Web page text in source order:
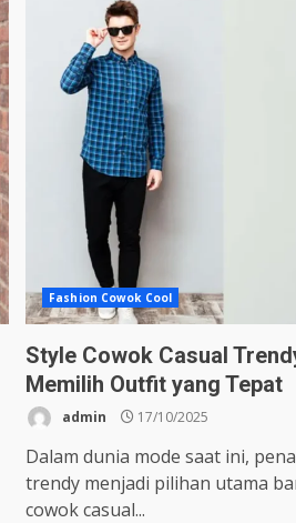
Fashion Cowok Cool
Style Cowok Casual
Memilih Outfit yang Tepat
admin 17/10/2025
Dalam dunia mode saat ini,
trendy menjadi pilihan utama
cowok casual...